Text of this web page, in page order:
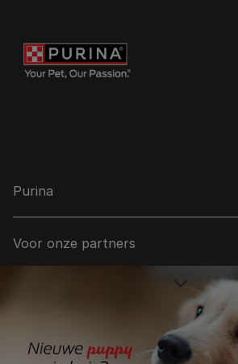
Purina
Voor onze partners
Volg ons